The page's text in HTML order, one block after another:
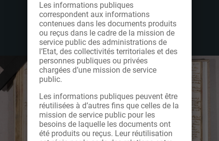
Les informations publiques
correspondent aux informations
contenues dans les documents produits
ou reçus dans le cadre de la mission de
service public des administrations de
l’Etat, des collectivités territoriales et des
personnes publiques ou privées
chargées d’une mission de service
public.
Les informations publiques peuvent être
réutilisées à d’autres fins que celles de la
mission de service public pour les
besoins de laquelle les documents ont
été produits ou reçus. Leur réutilisation